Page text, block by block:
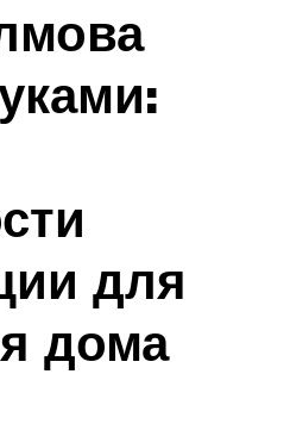
для
дома